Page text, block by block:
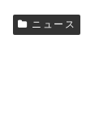
ニュース